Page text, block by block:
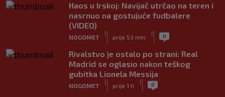
Haos u Irskoj: Navijač utrčao na teren i
nasrnuo na gostujuće fudbalere
(VIDEO)
NOGOMET
|
prije 53 min
| 0
Rivalstvo je ostalo po strani: Real
Madrid se oglasio nakon teškog
gubitka Lionela Messija
NOGOMET
|
prije 1 h
| 0